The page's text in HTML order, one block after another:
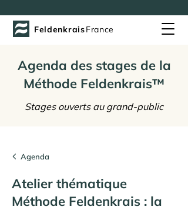
FeldenkraisFrance
Agenda des stages de la
Méthode Feldenkrais™
Stages ouverts au grand-public
Agenda
Atelier thématique
Méthode Feldenkrais : la